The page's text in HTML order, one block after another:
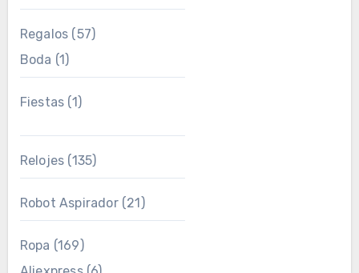
Regalos (57)
Boda (1)
Fiestas (1)
Relojes (135)
Robot Aspirador(21)
Ropa (169)